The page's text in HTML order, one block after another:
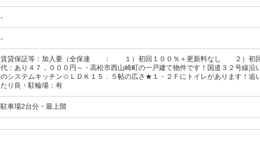
-
-
賃貸保証等：加入要（全保連 ： １）初回１００％＋更新料なし ２）初回
代：あり４７，０００円～・高松市西山崎町の一戸建て物件です！国道３２号線
のシステムキッチン☆ＬＤＫ１５．５帖の広さ★１・２Ｆにトイレがあります！追
たり良・駐輪場：有
駐車場2台分・最上階